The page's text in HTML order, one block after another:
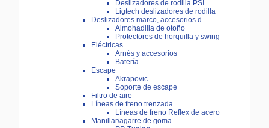
Deslizadores de rodilla PSI
Ligtech deslizadores de rodilla
Deslizadores marco, accesorios d
Almohadilla de otoño
Protectores de horquilla y swing
Eléctricas
Arnés y accesorios
Batería
Escape
Akrapovic
Soporte de escape
Filtro de aire
Líneas de freno trenzada
Líneas de freno Reflex de acero
Manillar/agarre de goma